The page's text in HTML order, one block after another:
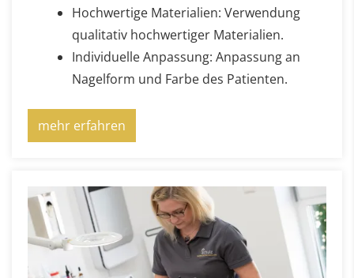
Hochwertige Materialien: Verwendung
qualitativ hochwertiger Materialien.
Individuelle Anpassung: Anpassung an
Nagelform und Farbe des Patienten.
mehr erfahren